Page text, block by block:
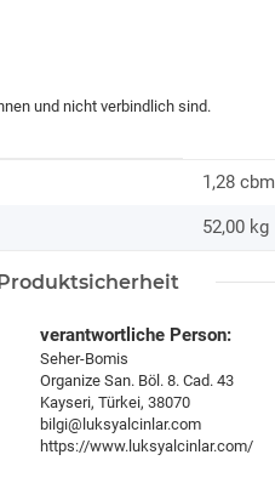
und nicht verbindlich sind.
1,28 cbm
52,00 kg
verantwortliche Person:
Seher-Bomis
Organize San. Böl. 8. Cad. 43
Kayseri, Türkei, 38070
bilgi@luksyalcinlar.com
https://www.luksyalcinlar.com/